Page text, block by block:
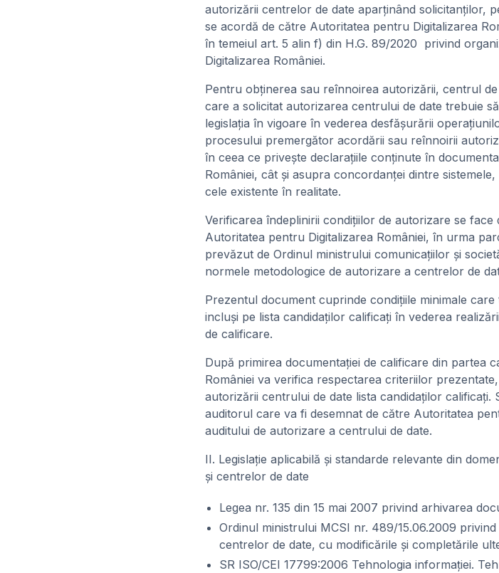
autorizării centrelor de date aparţinând solicitanţilor,
se acordă de către Autoritatea pentru Digitalizarea
în temeiul art. 5 alin f) din H.G. 89/2020 privind
Digitalizarea României.
Pentru obţinerea sau reînnoirea autorizării, centrul
care a solicitat autorizarea centrului de date trebuie
legislaţia în vigoare în vederea desfăşurării
procesului premergător acordării sau reînnoirii
în ceea ce priveşte declaraţiile conţinute în
României, cât şi asupra concordanţei dintre
cele existente în realitate.
Verificarea îndeplinirii condiţiilor de autorizare se
Autoritatea pentru Digitalizarea României, în urma
prevăzut de Ordinul ministrului comunicaţiilor şi
normele metodologice de autorizare a centrelor de
Prezentul document cuprinde condiţiile minimale
incluşi pe lista candidaţilor calificaţi în vederea
de calificare.
După primirea documentaţiei de calificare din partea
României va verifica respectarea criteriilor
autorizării centrului de date lista candidaţilor calificaţi.
auditorul care va fi desemnat de către Autoritatea
auditului de autorizare a centrului de date.
II. Legislaţie aplicabilă şi standarde relevante din
şi centrelor de date
Legea nr. 135 din 15 mai 2007 privind arhivarea
Ordinul ministrului MCSI nr. 489/15.06.2009
centrelor de date, cu modificările şi completările
SR ISO/CEI 17799:2006 Tehnologia informaţiei.